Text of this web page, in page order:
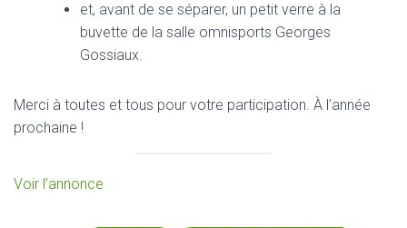
et, avant de se séparer, un petit verre à la
buvette de la salle omnisports Georges
Gossiaux.
Merci à toutes et tous pour votre participation. À l’année
prochaine !
Voir l’annonce